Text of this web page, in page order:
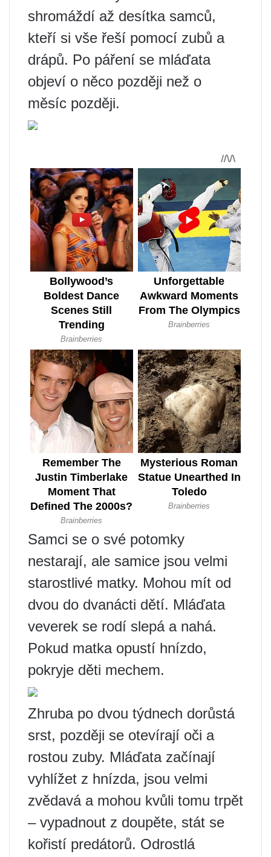
shromáždí až desítka samců,
kteří si vše řeší pomocí zubů a
drápů. Po páření se mláďata
objeví o něco později než o
měsíc později.
Samci se o své potomky
nestarají, ale samice jsou velmi
starostlivé matky. Mohou mít od
dvou do dvanácti dětí. Mláďata
veverek se rodí slepá a nahá.
Pokud matka opustí hnízdo,
pokryje děti mechem.
Zhruba po dvou týdnech dorůstá
srst, později se otevírají oči a
rostou zuby. Mláďata začínají
vyhlížet z hnízda, jsou velmi
zvědavá a mohou kvůli tomu trpět
– vypadnout z doupěte, stát se
kořistí predátorů. Odrostlá